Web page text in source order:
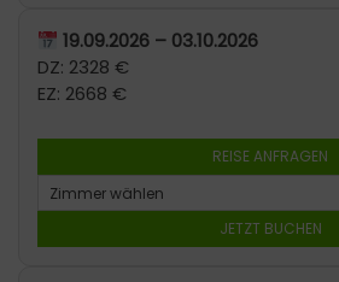
19.09.2026 – 03.10.2026
DZ: 2328 €
EZ: 2668 €
REISE ANFRAGEN
JETZT BUCHEN